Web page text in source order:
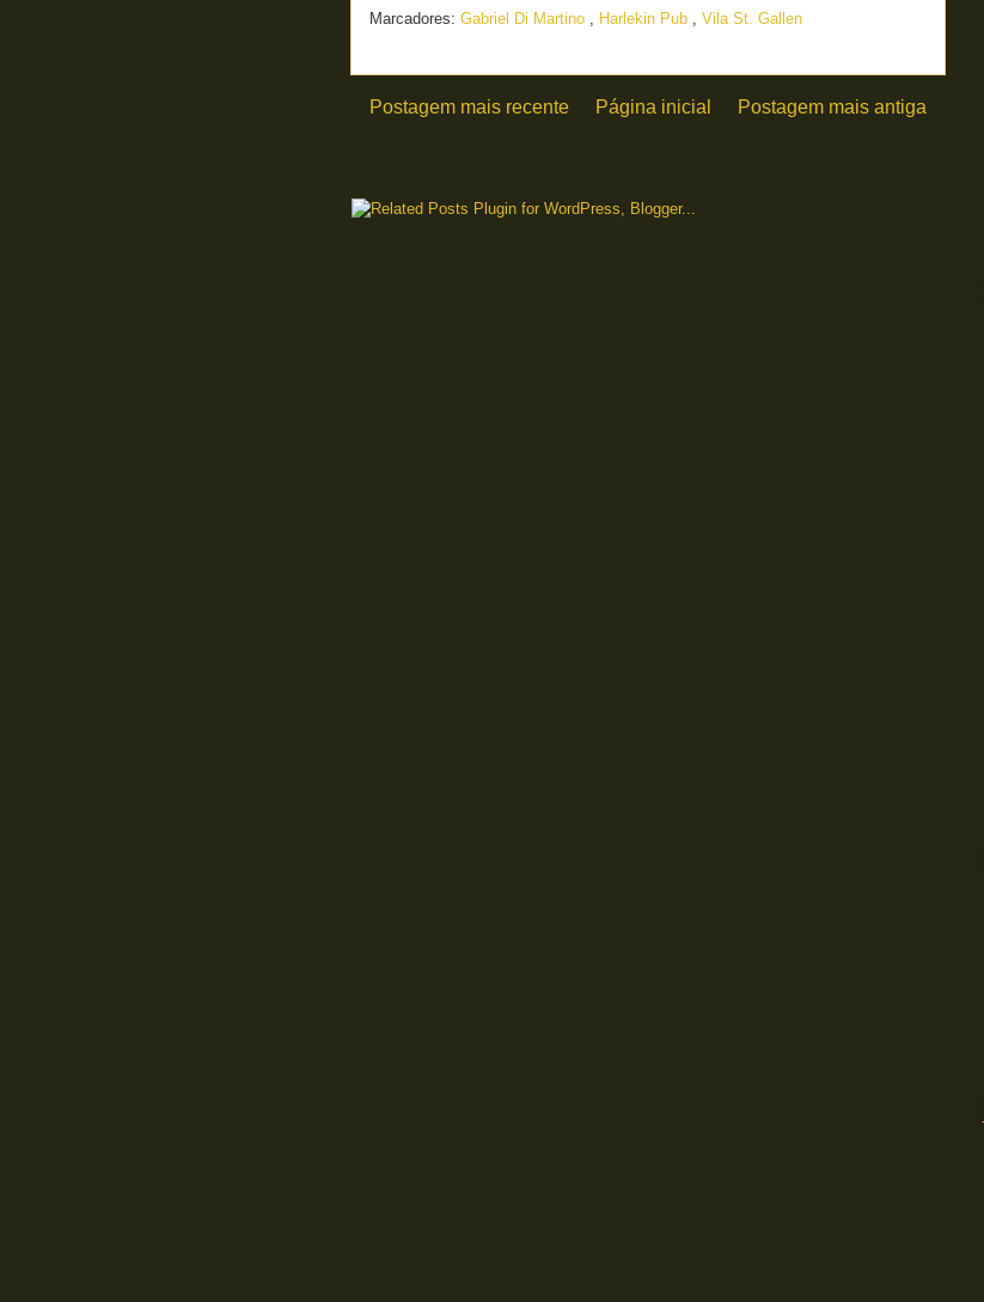
Marcadores: Gabriel Di Martino , Harlekin Pub , Vila St. Gallen
Postagem mais recente Postagem mais antiga
Página inicial